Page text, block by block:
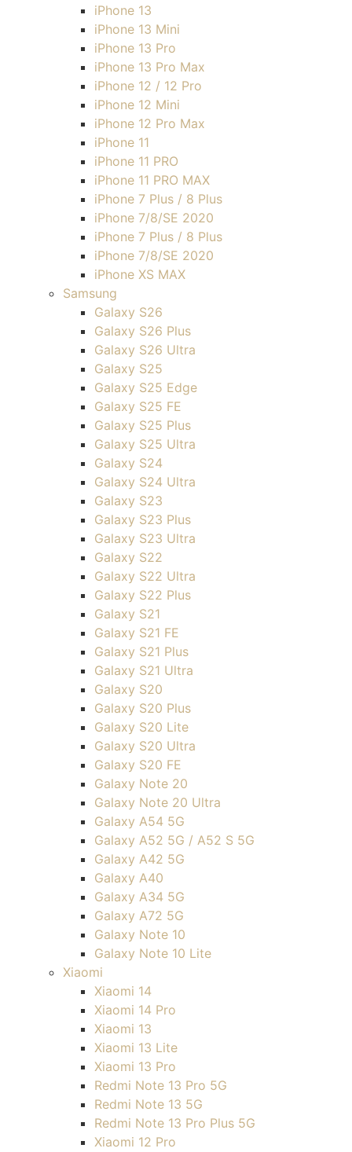
iPhone 13
iPhone 13 Mini
iPhone 13 Pro
iPhone 13 Pro Max
iPhone 12 / 12 Pro
iPhone 12 Mini
iPhone 12 Pro Max
iPhone 11
iPhone 11 PRO
iPhone 11 PRO MAX
iPhone 7 Plus / 8 Plus
iPhone 7/8/SE 2020
iPhone 7 Plus / 8 Plus
iPhone 7/8/SE 2020
iPhone XS MAX
Samsung
Galaxy S26
Galaxy S26 Plus
Galaxy S26 Ultra
Galaxy S25
Galaxy S25 Edge
Galaxy S25 FE
Galaxy S25 Plus
Galaxy S25 Ultra
Galaxy S24
Galaxy S24 Ultra
Galaxy S23
Galaxy S23 Plus
Galaxy S23 Ultra
Galaxy S22
Galaxy S22 Ultra
Galaxy S22 Plus
Galaxy S21
Galaxy S21 FE
Galaxy S21 Plus
Galaxy S21 Ultra
Galaxy S20
Galaxy S20 Plus
Galaxy S20 Lite
Galaxy S20 Ultra
Galaxy S20 FE
Galaxy Note 20
Galaxy Note 20 Ultra
Galaxy A54 5G
Galaxy A52 5G / A52 S 5G
Galaxy A42 5G
Galaxy A40
Galaxy A34 5G
Galaxy A72 5G
Galaxy Note 10
Galaxy Note 10 Lite
Xiaomi
Xiaomi 14
Xiaomi 14 Pro
Xiaomi 13
Xiaomi 13 Lite
Xiaomi 13 Pro
Redmi Note 13 Pro 5G
Redmi Note 13 5G
Redmi Note 13 Pro Plus 5G
Xiaomi 12 Pro